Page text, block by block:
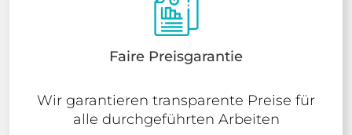
Faire Preisgarantie
Wir garantieren transparente Preise für
alle durchgeführten Arbeiten